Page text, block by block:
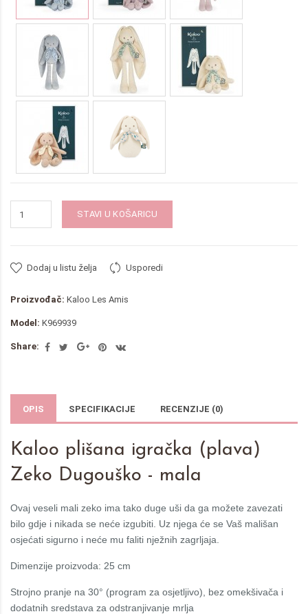
STAVI U KOŠARICU
Dodaj u listu želja Usporedi
Proizvođač: Kaloo Les Amis
Model: K969939
Share:
OPIS SPECIFIKACIJE RECENZIJE (0)
Kaloo plišana igračka (plava)
Zeko Dugouško - mala
Ovaj veseli mali zeko ima tako duge uši da ga možete zavezati
bilo gdje i nikada se neće izgubiti. Uz njega će se Vaš mališan
osjećati sigurno i neće mu faliti nježnih zagrljaja.
Dimenzije proizvoda: 25 cm
Strojno pranje na 30° (program za osjetljivo), bez omekšivača i
dodatnih sredstava za odstranjivanje mrlja